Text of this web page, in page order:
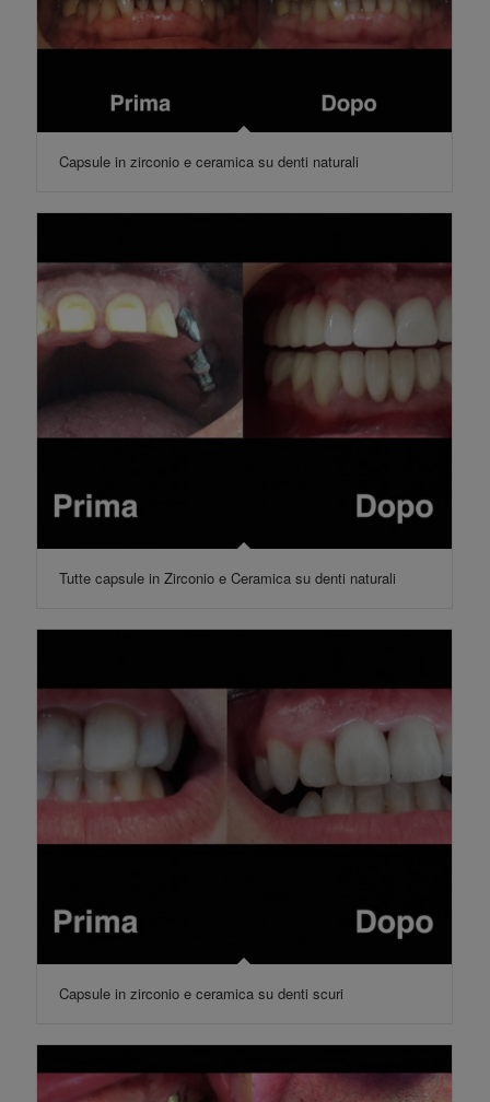
Capsule in zirconio e ceramica su denti naturali
Tutte capsule in Zirconio e Ceramica su denti naturali
Capsule in zirconio e ceramica su denti scuri